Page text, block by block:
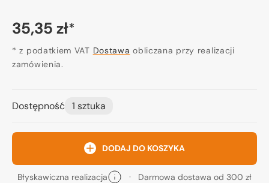
Cena
regularna
35,35 zł*
* z podatkiem VAT Dostawa obliczana przy realizacji
zamówienia.
Dostępność 1 sztuka
DODAJ DO KOSZYKA
Błyskawiczna realizacja
Darmowa dostawa od 300 zł